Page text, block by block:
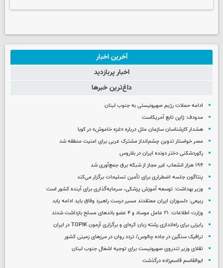
آخرین اخبار
اخبار پربازدید
داغ‌ترین خبرها
ادامه حملات رژیم صهیونیستی به جنوب لبنان
مدودف: ژاپن تابع آمریکاست
هشدار کارشناسان سازمان ملل درباره «غزه‌ خاموش» در کوبا
مصر خواستار تدوین چشم‌انداز مشترک عربی برای امنیت منطقه شد
رکوردشکنی دختر دونده ایران در بلاروس
۱۹۴ هزار انشعاب غیر مجاز از شبکه برق جمع‌آوری شد
پنتاگون جلسه اضطراری برای تأمین تسلیحات برگزار می‌کند
وزیر بهداشت: توسعه آموزش پزشکی، سرمایه‌گذاری برای آینده کشور است
ربیعی: دلسوزان ایران معتقدند مسیر درست راهبرد وفاق باید ادامه یابد
وزارت اطلاعات: ۲۱ عامل موساد و ۴ عضو باندهای مسلح بازداشت شدند
رایزنی برای راه‌اندازی رشته زبان کره‌ای و برگزاری آزمون TOPIK در ایران
ترافیک سنگین در جاده چالوس/ تردد روان در مرزهای زمینی کشور
تقلای وزیر تندروی صهیونیست برای توجیه اشغال جنوب لبنان
ابوالقاسم قاسم‌زاده درگذشت